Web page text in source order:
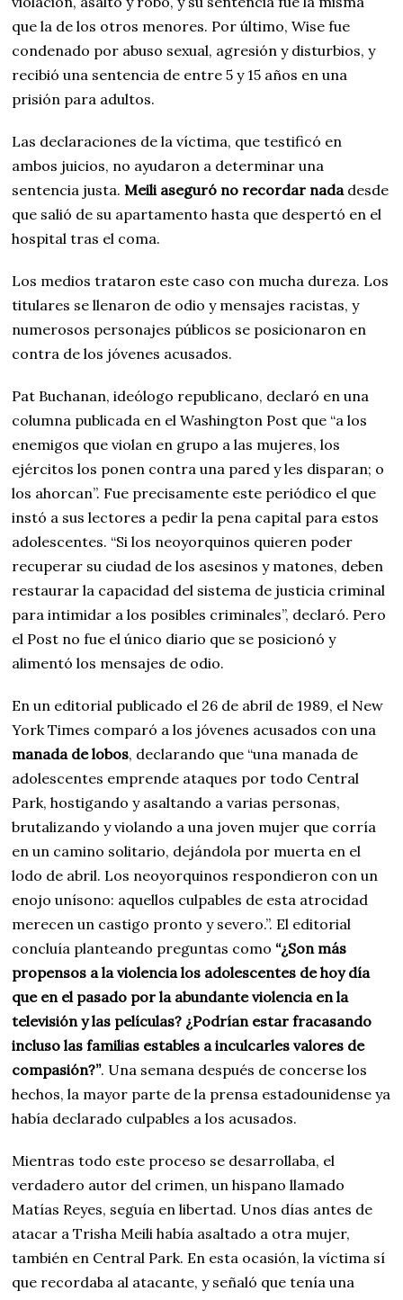
que la de los otros menores. Por último, Wise fue
condenado por abuso sexual, agresión y disturbios, y
recibió una sentencia de entre 5 y 15 años en una
prisión para adultos.
Las declaraciones de la víctima, que testificó en
ambos juicios, no ayudaron a determinar una
sentencia justa. Meili aseguró no recordar nadadesde
que salió de su apartamento hasta que despertó en el
hospital tras el coma.
Los medios trataron este caso con mucha dureza. Los
titulares se llenaron de odio y mensajes racistas, y
numerosos personajes públicos se posicionaron en
contra de los jóvenes acusados.
Pat Buchanan, ideólogo republicano, declaró en una
columna publicada en el Washington Post que “a los
enemigos que violan en grupo a las mujeres, los
ejércitos los ponen contra una pared y les disparan; o
los ahorcan”. Fue precisamente este periódico el que
instó a sus lectores a pedir la pena capital para estos
adolescentes. “Si los neoyorquinos quieren poder
recuperar su ciudad de los asesinos y matones, deben
restaurar la capacidad del sistema de justicia criminal
para intimidar a los posibles criminales”, declaró. Pero
el Post no fue el único diario que se posicionó y
alimentó los mensajes de odio.
En un editorial publicado el 26 de abril de 1989, el New
York Times comparó a los jóvenes acusados con una
manada de lobos, declarando que “una manada de
adolescentes emprende ataques por todo Central
Park, hostigando y asaltando a varias personas,
brutalizando y violando a una joven mujer que corría
en un camino solitario, dejándola por muerta en el
lodo de abril. Los neoyorquinos respondieron con un
enojo unísono: aquellos culpables de esta atrocidad
merecen un castigo pronto y severo.”. El editorial
concluía planteando preguntas como “¿Son más
propensos a la violencia los adolescentes de hoy día
que en el pasado por la abundante violencia en la
televisión y las películas? ¿Podrían estar fracasando
incluso las familias estables a inculcarles valores de
compasión?”. Una semana después de concerse los
hechos, la mayor parte de la prensa estadounidense ya
había declarado culpables a los acusados.
Mientras todo este proceso se desarrollaba, el
verdadero autor del crimen, un hispano llamado
Matías Reyes, seguía en libertad. Unos días antes de
atacar a Trisha Meili había asaltado a otra mujer,
también en Central Park. En esta ocasión, la víctima sí
que recordaba al atacante, y señaló que tenía una